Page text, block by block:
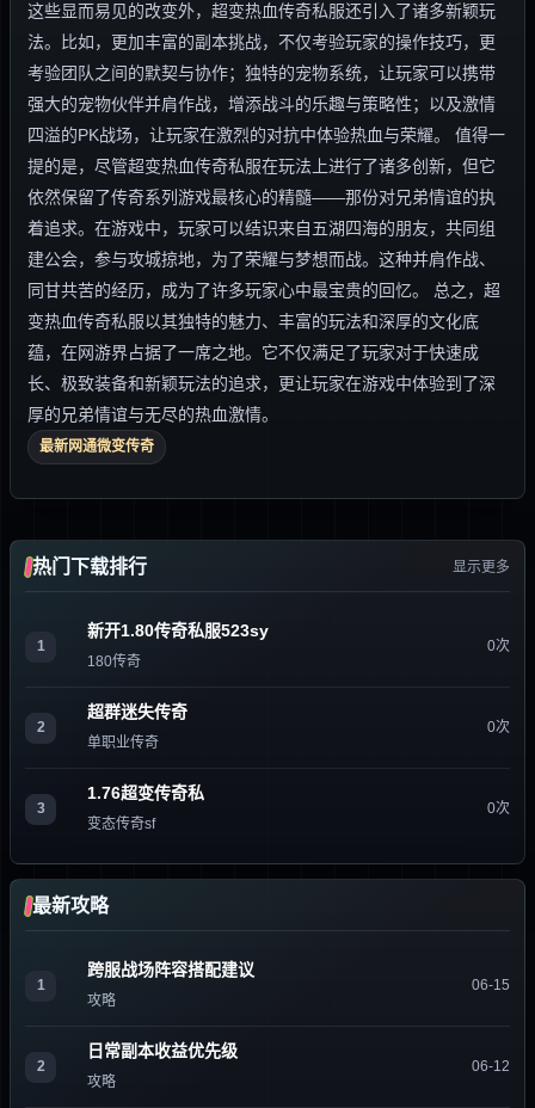
这些显而易见的改变外，超变热血传奇私服还引入了诸多新颖玩
法。比如，更加丰富的副本挑战，不仅考验玩家的操作技巧，更
考验团队之间的默契与协作；独特的宠物系统，让玩家可以携带
强大的宠物伙伴并肩作战，增添战斗的乐趣与策略性；以及激情
四溢的PK战场，让玩家在激烈的对抗中体验热血与荣耀。 值得一
提的是，尽管超变热血传奇私服在玩法上进行了诸多创新，但它
依然保留了传奇系列游戏最核心的精髓——那份对兄弟情谊的执
着追求。在游戏中，玩家可以结识来自五湖四海的朋友，共同组
建公会，参与攻城掠地，为了荣耀与梦想而战。这种并肩作战、
同甘共苦的经历，成为了许多玩家心中最宝贵的回忆。 总之，超
变热血传奇私服以其独特的魅力、丰富的玩法和深厚的文化底
蕴，在网游界占据了一席之地。它不仅满足了玩家对于快速成
长、极致装备和新颖玩法的追求，更让玩家在游戏中体验到了深
厚的兄弟情谊与无尽的热血激情。
最新网通微变传奇
热门下载排行 显示更多
1
新开1.80传奇私服523sy
180传奇
0次
2
超群迷失传奇
单职业传奇
0次
3
1.76超变传奇私
变态传奇sf
0次
最新攻略
1
跨服战场阵容搭配建议
攻略
06-15
2
日常副本收益优先级
攻略
06-12